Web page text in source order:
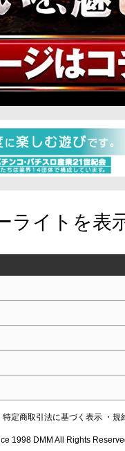
特定商取引法に基づく表示 ・規
1998 DMM All Rights